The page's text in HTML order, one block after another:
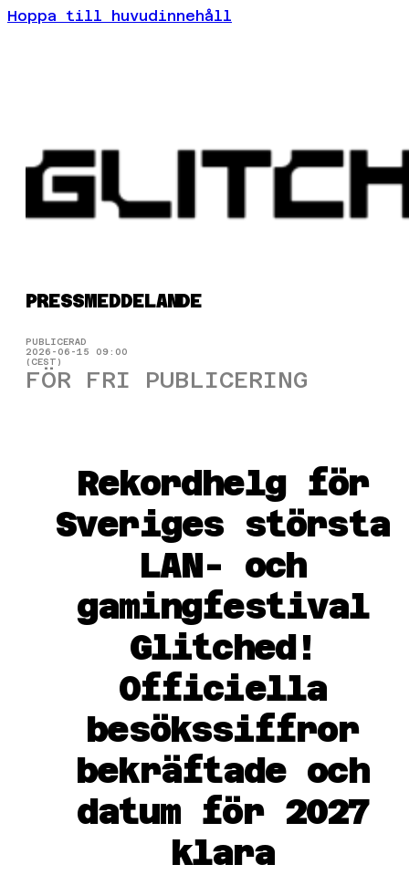
Hoppa till huvudinnehåll
PRESSMEDDELANDE
PUBLICERAD
2026-06-15 09:00
(CEST)
FÖR FRI PUBLICERING
Rekordhelg för
Sveriges största
LAN- och
gamingfestival
Glitched!
Officiella
besökssiffror
bekräftade och
datum för 2027
klara